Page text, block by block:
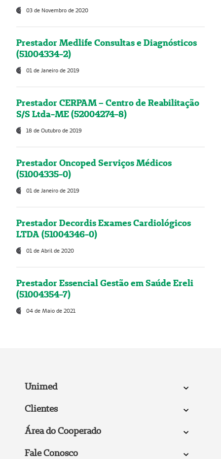
03 de Novembro de 2020
Prestador Medlife Consultas e Diagnósticos
(51004334-2)
01 de Janeiro de 2019
Prestador CERPAM – Centro de Reabilitação
S/S Ltda-ME (52004274-8)
18 de Outubro de 2019
Prestador Oncoped Serviços Médicos
(51004335-0)
01 de Janeiro de 2019
Prestador Decordis Exames Cardiológicos
LTDA (51004346-0)
01 de Abril de 2020
Prestador Essencial Gestão em Saúde Ereli
(51004354-7)
04 de Maio de 2021
Unimed
Clientes
Área do Cooperado
Fale Conosco